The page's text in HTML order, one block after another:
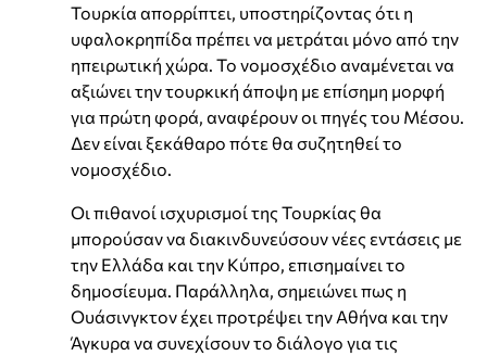
Τουρκία απορρίπτει, υποστηρίζοντας ότι η
υφαλοκρηπίδα πρέπει να μετράται μόνο από την
ηπειρωτική χώρα. Το νομοσχέδιο αναμένεται να
αξιώνει την τουρκική άποψη με επίσημη μορφή
για πρώτη φορά, αναφέρουν οι πηγές του Μέσου.
Δεν είναι ξεκάθαρο πότε θα συζητηθεί το
νομοσχέδιο.
Οι πιθανοί ισχυρισμοί της Τουρκίας θα
μπορούσαν να διακινδυνεύσουν νέες εντάσεις με
την Ελλάδα και την Κύπρο, επισημαίνει το
δημοσίευμα. Παράλληλα, σημειώνει πως η
Ουάσινγκτον έχει προτρέψει την Αθήνα και την
Άγκυρα να συνεχίσουν το διάλογο για τις